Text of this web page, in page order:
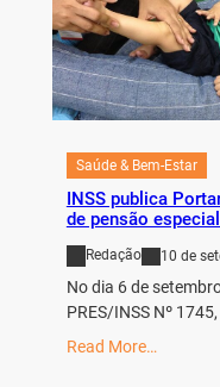
Saúde & Bem-Estar
INSS publica
de pensão
Redação 10 de
No dia 6 de
PRES/INSS Nº
Read More…